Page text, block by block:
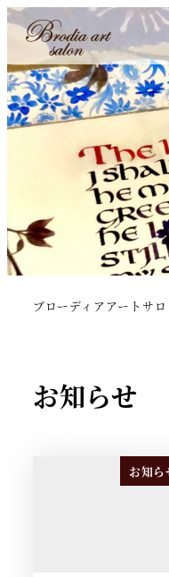
ブローディアアートサロ
お知らせ
お知ら